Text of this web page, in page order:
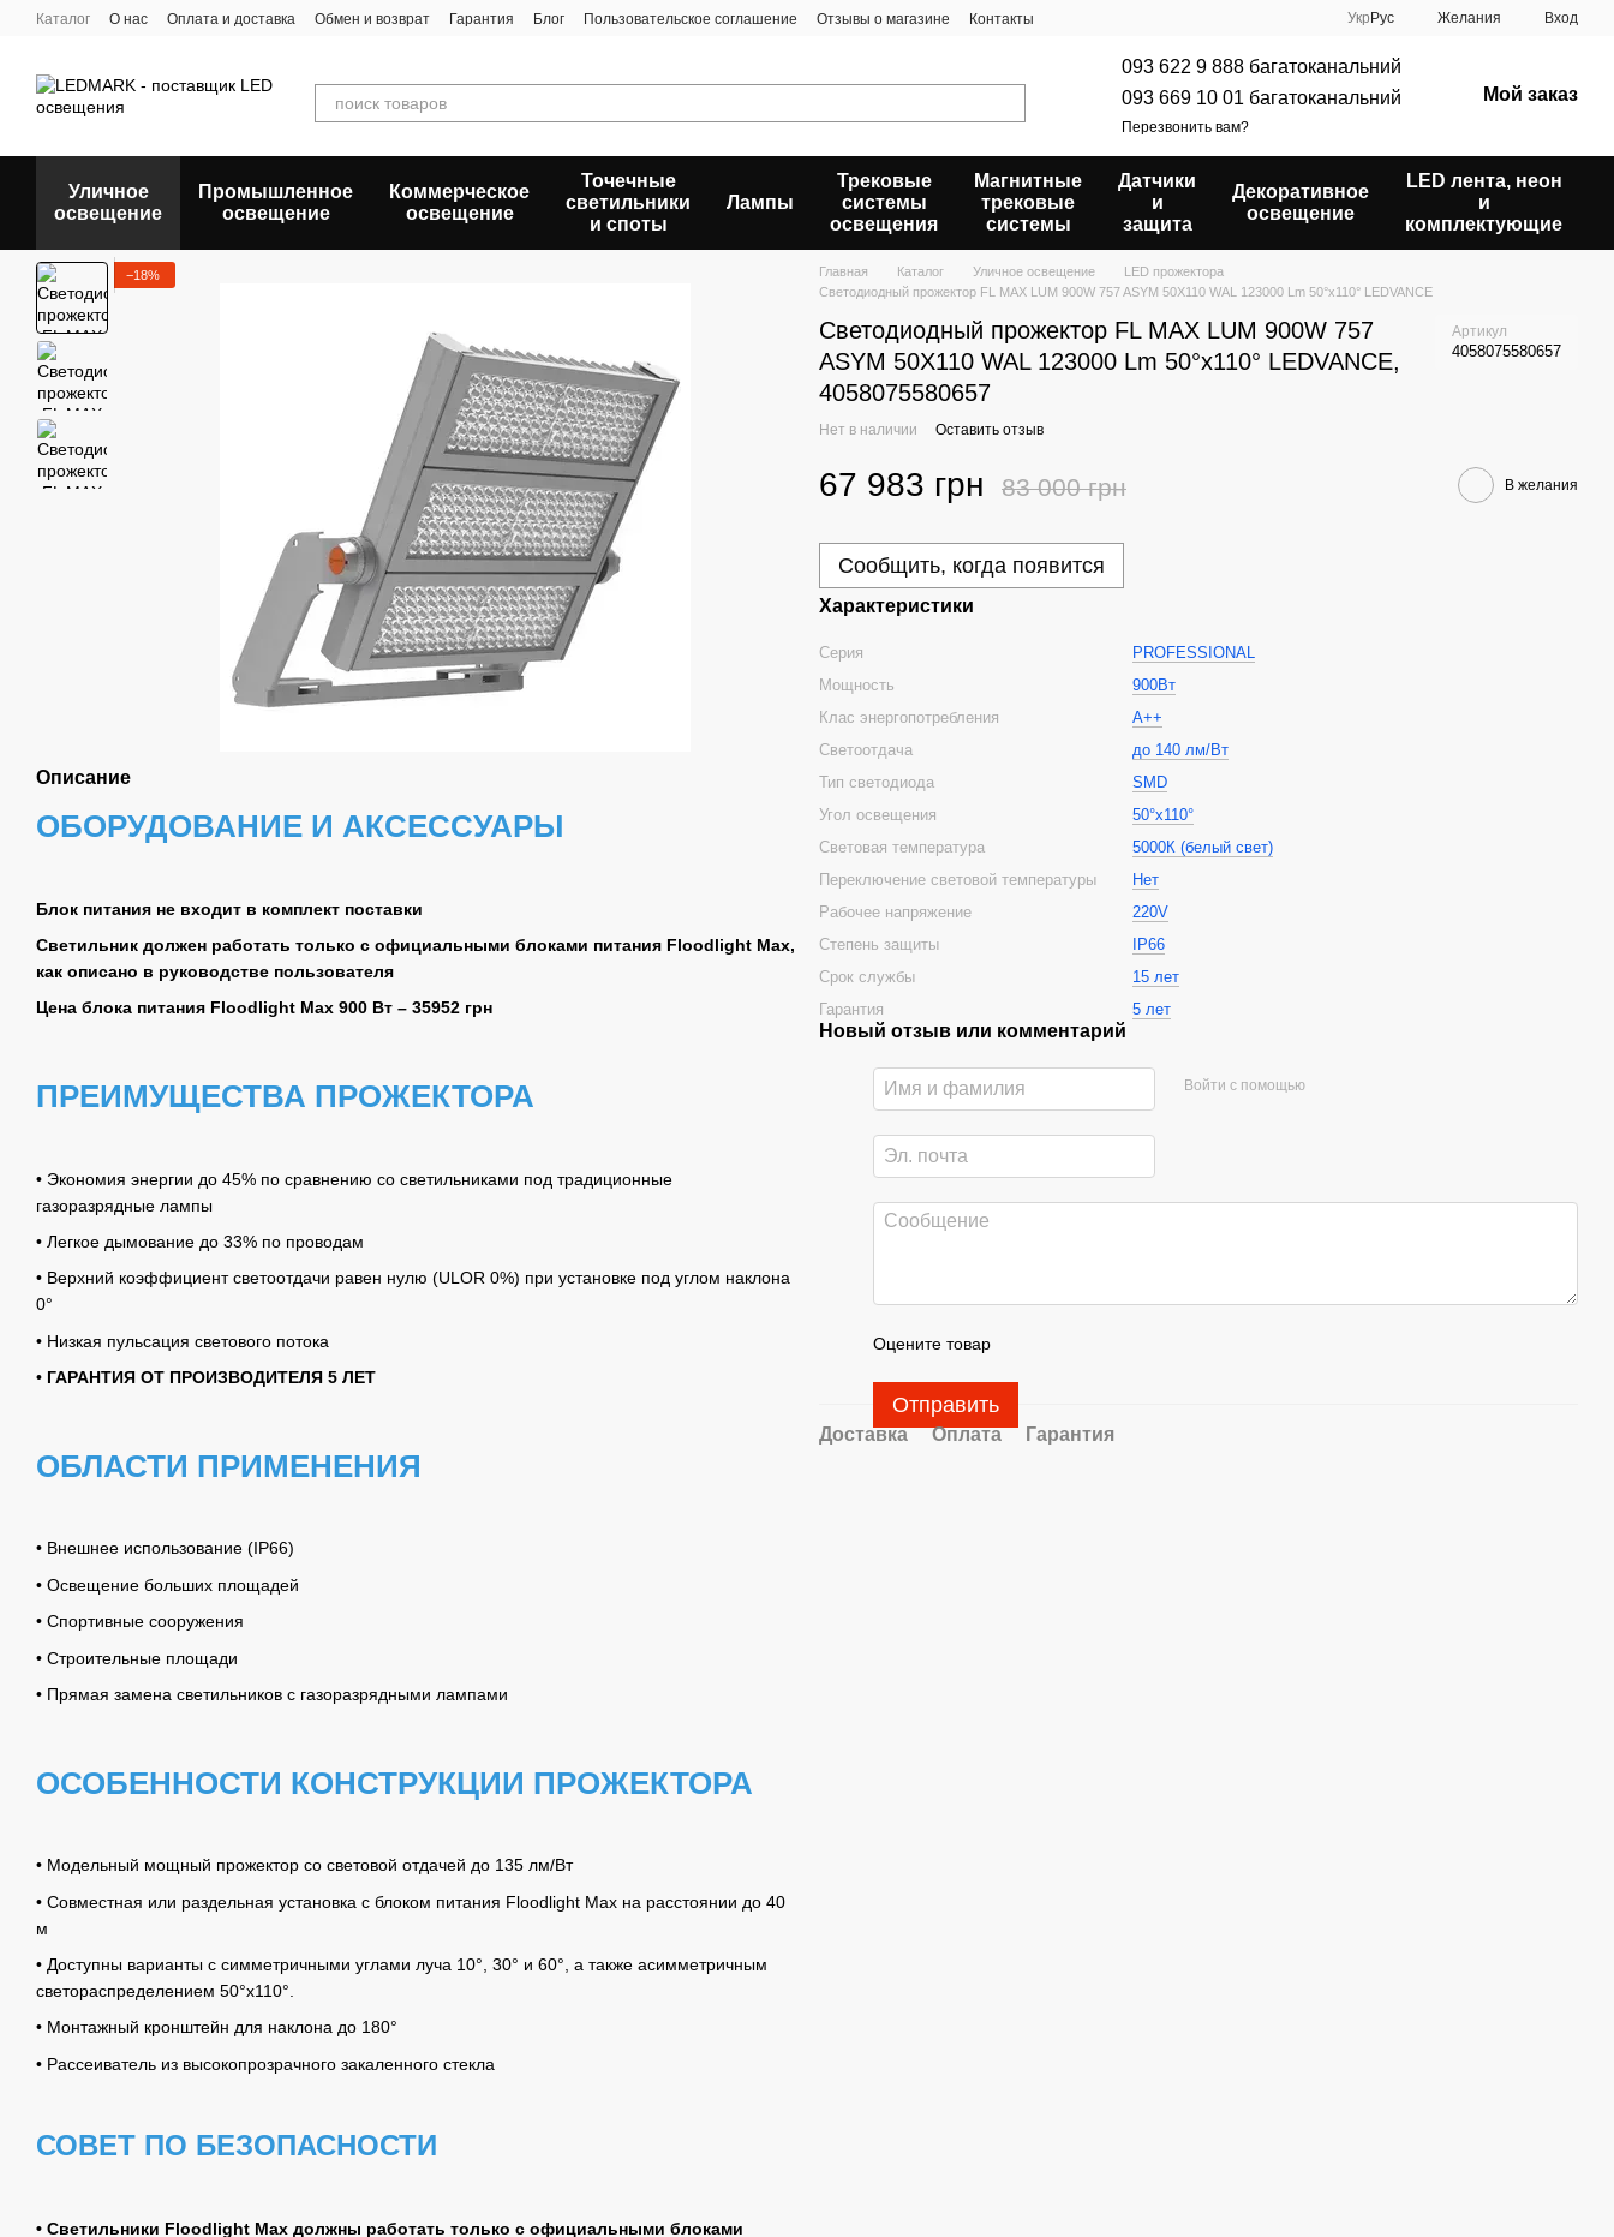
Перейти к основному контенту
Каталог О нас Оплата и доставка Обмен и возврат Гарантия Блог Пользовательское соглашение Отзывы о магазине Контакты Укр Рус Желания Вход
093 622 9 888 багатоканальний
093 669 10 01 багатоканальний
Перезвонить вам?
Мой заказ
Уличное
освещение
Промышленное
освещение
Коммерческое
освещение
Точечные
светильники
и споты
Лампы
Трековые
системы
освещения
Магнитные
трековые
системы
Датчики
и
защита
Декоративное
освещение
LED лента, неон
и
комплектующие
−18%
Описание
ОБОРУДОВАНИЕ И АКСЕССУАРЫ
Блок питания не входит в комплект поставки
Светильник должен работать только с официальными блоками питания Floodlight Max,
как описано в руководстве пользователя
Цена блока питания Floodlight Max 900 Вт – 35952 грн
ПРЕИМУЩЕСТВА ПРОЖЕКТОРА
• Экономия энергии до 45% по сравнению со светильниками под традиционные
газоразрядные лампы
• Легкое дымование до 33% по проводам
• Верхний коэффициент светоотдачи равен нулю (ULOR 0%) при установке под углом наклона
0°
• Низкая пульсация светового потока
• ГАРАНТИЯ ОТ ПРОИЗВОДИТЕЛЯ 5 ЛЕТ
ОБЛАСТИ ПРИМЕНЕНИЯ
• Внешнее использование (IP66)
• Освещение больших площадей
• Спортивные сооружения
• Строительные площади
• Прямая замена светильников с газоразрядными лампами
ОСОБЕННОСТИ КОНСТРУКЦИИ ПРОЖЕКТОРА
• Модельный мощный прожектор со световой отдачей до 135 лм/Вт
• Совместная или раздельная установка с блоком питания Floodlight Max на расстоянии до 40
м
• Доступны варианты с симметричными углами луча 10°, 30° и 60°, а также асимметричным
светораспределением 50°x110°.
• Монтажный кронштейн для наклона до 180°
• Рассеиватель из высокопрозрачного закаленного стекла
СОВЕТ ПО БЕЗОПАСНОСТИ
• Светильники Floodlight Max должны работать только с официальными блоками
Главная Каталог Уличное освещение
LED прожектора
Светодиодный прожектор FL MAX LUM 900W 757 ASYM 50X110 WAL 123000 Lm 50°x110° LEDVANCE
Светодиодный прожектор FL MAX LUM 900W 757
ASYM 50X110 WAL 123000 Lm 50°x110° LEDVANCE,
4058075580657
Артикул
4058075580657
Нет в наличии Оставить отзыв
67 983 грн 83 000 грн В желания
Сообщить, когда появится
Характеристики
Серия
PROFESSIONAL
Мощность
900Вт
Клас энергопотребления
А++
Светоотдача
до 140 лм/Вт
Тип светодиода
SMD
Угол освещения
50°х110°
Световая температура
5000К (белый свет)
Переключение световой температуры
Нет
Рабочее напряжение
220V
Степень защиты
IP66
Срок службы
15 лет
Гарантия
5 лет
Новый отзыв или комментарий
Войти с помощью
Оцените товар
Отправить
Доставка Оплата Гарантия